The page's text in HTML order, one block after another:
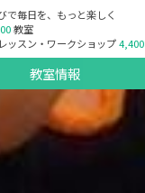
で毎日を、もっと楽しく
教室
ッスン・ワークショップ4,400
教室情報